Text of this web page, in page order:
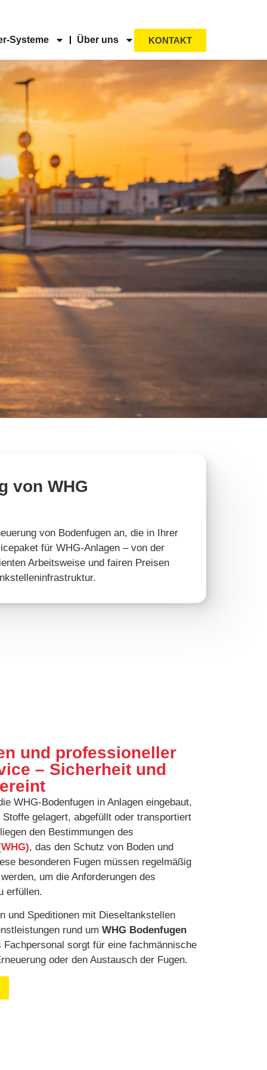
Systeme Über uns KONTAKT
von WHG
von Bodenfugen an, die in Ihrer
für WHG-Anlagen – von der
Arbeitsweise und fairen Preisen
und professioneller
– Sicherheit und
WHG-Bodenfugen in Anlagen eingebaut,
gelagert, abgefüllt oder transportiert
den Bestimmungen des
, das den Schutz von Boden und
besonderen Fugen müssen regelmäßig
um die Anforderungen des
erfüllen.
und Speditionen mit Dieseltankstellen
rund um WHG Bodenfugen
sorgt für eine fachmännische
oder den Austausch der Fugen.